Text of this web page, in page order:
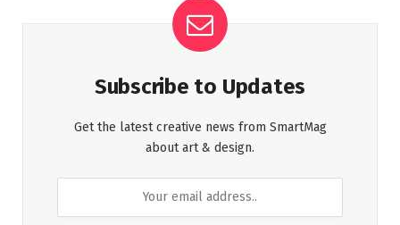
Subscribe to Updates
Get the latest creative news from SmartMag
about art & design.